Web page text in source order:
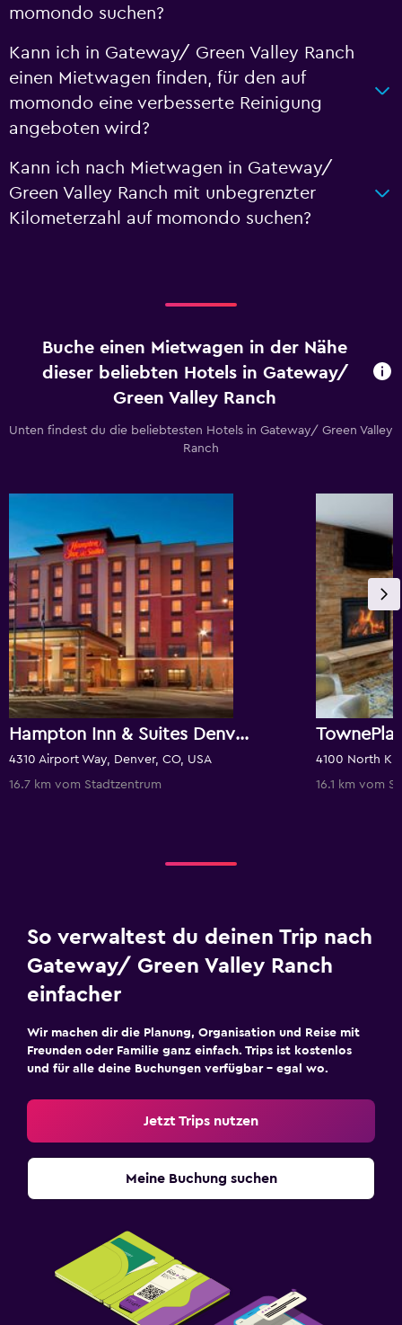
momondo suchen?
Kann ich in Gateway/ Green Valley Ranch
einen Mietwagen finden, für den auf
momondo eine verbesserte Reinigung
angeboten wird?
Kann ich nach Mietwagen in Gateway/
Green Valley Ranch mit unbegrenzter
Kilometerzahl auf momondo suchen?
Buche einen Mietwagen in der Nähe
dieser beliebten Hotels in Gateway/
Green Valley Ranch
Unten findest du die beliebtesten Hotels in Gateway/ Green Valley
Ranch
Hampton Inn & Suites Denver/Airport-Gateway Park
4310 Airport Way, Denver, CO, USA
16.7 km vom Stadtzentrum
16.1 km vom
So verwaltest du deinen Trip nach
Gateway/ Green Valley Ranch
einfacher
Wir machen dir die Planung, Organisation und Reise mit
Freunden oder Familie ganz einfach. Trips ist kostenlos
und für alle deine Buchungen verfügbar – egal wo.
Jetzt Trips nutzen
Meine Buchung suchen